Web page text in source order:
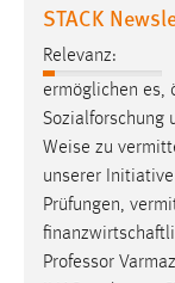
STACK
Relevanz:
ermöglichen es,
Sozialforschung
Weise zu
unserer
Prüfungen,
Professor